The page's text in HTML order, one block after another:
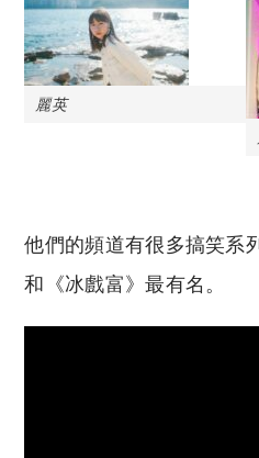
麗英
他們的頻道有很多搞笑系
和《冰戲富》最有名。